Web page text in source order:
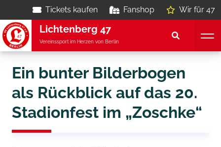
Tickets kaufen Fanshop Wir für 47
Lichtenberg 47
Vereinssport im Herzen von Berlin
Ein bunter Bilderbogen
als Rückblick auf das 20.
Stadionfest im „Zoschke“